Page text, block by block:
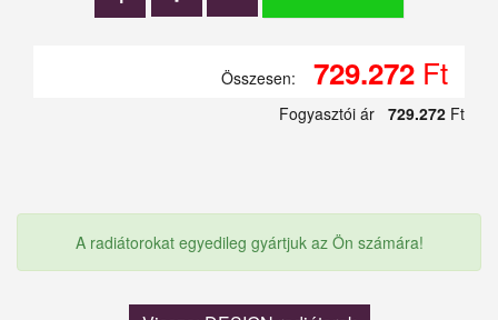
Összesen: 729.272 Ft
Fogyasztói ár 729.272 Ft
A radiátorokat egyedileg gyártjuk az Ön számára!